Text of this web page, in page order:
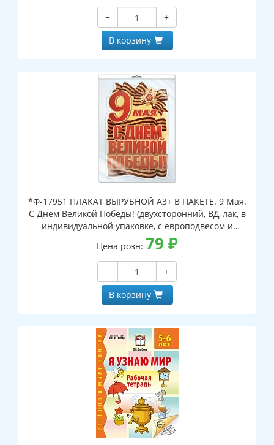
−
+
В корзину
*Ф-17951 ПЛАКАТ ВЫРУБНОЙ А3+ В ПАКЕТЕ. 9 Мая.
С Днем Великой Победы! (двухсторонний, ВД-лак, в
индивидуальной упаковке, с европодвесом и
клеевым клапаном)
Цена розн: 79 ₽
−
+
В корзину